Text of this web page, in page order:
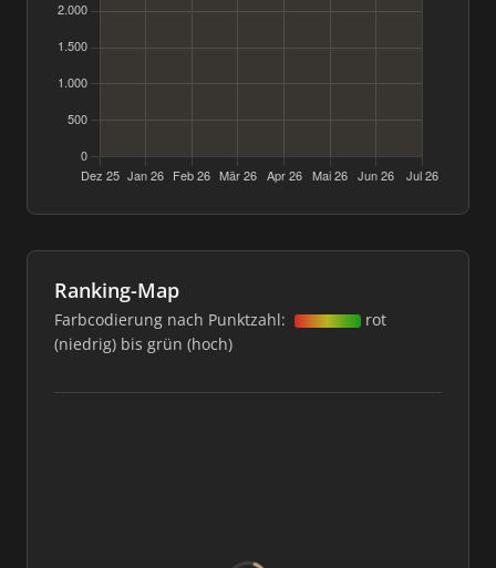
Ranking-Map
Farbcodierung nach Punktzahl:
rot
(niedrig) bis grün (hoch)